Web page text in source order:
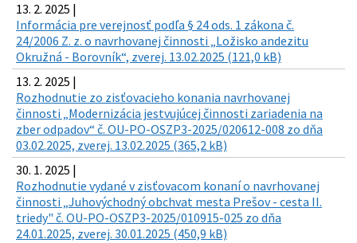
13. 2. 2025 |
Informácia pre verejnosť podľa § 24 ods. 1 zákona č.
24/2006 Z. z. o navrhovanej činnosti „Ložisko andezitu
Okružná - Borovník“, zverej. 13.02.2025 (121,0 kB)
13. 2. 2025 |
Rozhodnutie zo zisťovacieho konania navrhovanej
činnosti „Modernizácia jestvujúcej činnosti zariadenia na
zber odpadov“ č. OU-PO-OSZP3-2025/020612-008 zo dňa
03.02.2025, zverej. 13.02.2025 (365,2 kB)
30. 1. 2025 |
Rozhodnutie vydané v zisťovacom konaní o navrhovanej
činnosti „Juhovýchodný obchvat mesta Prešov - cesta II.
triedy" č. OU-PO-OSZP3-2025/010915-025 zo dňa
24.01.2025, zverej. 30.01.2025 (450,9 kB)